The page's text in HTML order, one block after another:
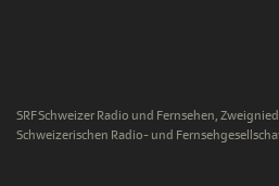
SRF Schweizer Radio und Fernsehen,
Schweizerischen Radio- und